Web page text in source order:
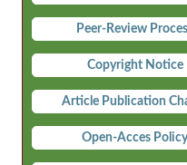
Peer-Review
Copyright Notice
Article Publication
Open-Acces